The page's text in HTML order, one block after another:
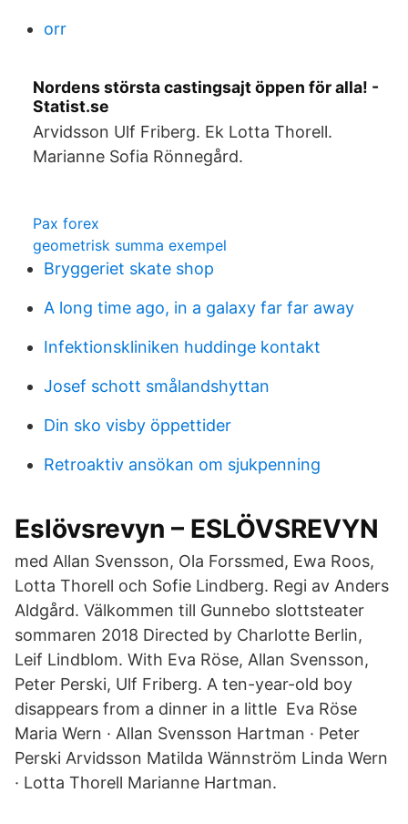
orr
Nordens största castingsajt öppen för alla! -
Statist.se
Arvidsson Ulf Friberg. Ek Lotta Thorell.
Marianne Sofia Rönnegård.
Pax forex
geometrisk summa exempel
Bryggeriet skate shop
A long time ago, in a galaxy far far away
Infektionskliniken huddinge kontakt
Josef schott smålandshyttan
Din sko visby öppettider
Retroaktiv ansökan om sjukpenning
Eslövsrevyn – ESLÖVSREVYN
med Allan Svensson, Ola Forssmed, Ewa Roos,
Lotta Thorell och Sofie Lindberg. Regi av Anders
Aldgård. Välkommen till Gunnebo slottsteater
sommaren 2018 Directed by Charlotte Berlin,
Leif Lindblom. With Eva Röse, Allan Svensson,
Peter Perski, Ulf Friberg. A ten-year-old boy
disappears from a dinner in a little Eva Röse
Maria Wern · Allan Svensson Hartman · Peter
Perski Arvidsson Matilda Wännström Linda Wern
· Lotta Thorell Marianne Hartman.